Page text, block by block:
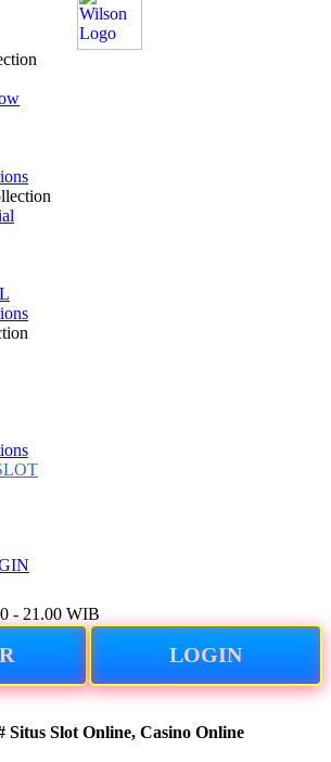
- 21.00 WIB
LOGIN
Situs Slot Online, Casino Online